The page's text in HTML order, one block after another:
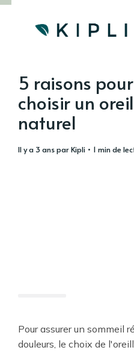
5 raisons
choisir un
naturel
il y a 3 ansparKipli • 1 min de
Pour assurer un sommeil
douleurs, le choix de